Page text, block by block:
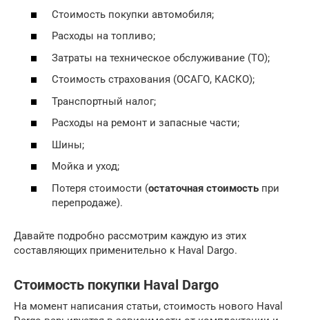
Стоимость покупки автомобиля;
Расходы на топливо;
Затраты на техническое обслуживание (ТО);
Стоимость страхования (ОСАГО, КАСКО);
Транспортный налог;
Расходы на ремонт и запасные части;
Шины;
Мойка и уход;
Потеря стоимости (остаточная стоимость при
перепродаже).
Давайте подробно рассмотрим каждую из этих
составляющих применительно к Haval Dargo.
Стоимость покупки Haval Dargo
На момент написания статьи, стоимость нового Haval